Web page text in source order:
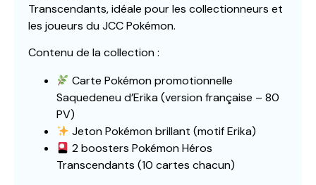
Transcendants, idéale pour les collectionneurs et
les joueurs du JCC Pokémon.
Contenu de la collection :
Carte Pokémon promotionnelle
Saquedeneu d’Erika (version française – 80
PV)
Jeton Pokémon brillant (motif Erika)
2 boosters Pokémon Héros
Transcendants (10 cartes chacun)